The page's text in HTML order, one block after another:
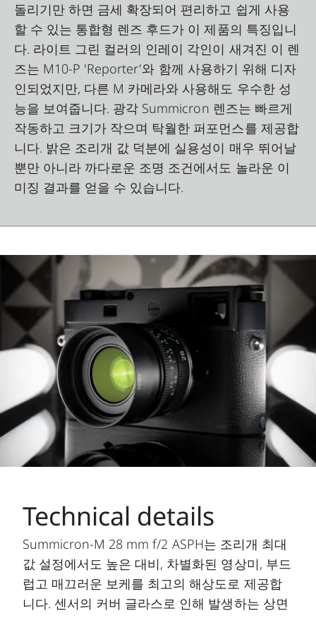
돌리기만 하면 금세 확장되어 편리하고 쉽게 사용
할 수 있는 통합형 렌즈 후드가 이 제품의 특징입니
다. 라이트 그린 컬러의 인레이 각인이 새겨진 이 렌
즈는 M10-P 'Reporter'와 함께 사용하기 위해 디자
인되었지만, 다른 M 카메라와 사용해도 우수한 성
능을 보여줍니다. 광각 Summicron 렌즈는 빠르게
작동하고 크기가 작으며 탁월한 퍼포먼스를 제공합
니다. 밝은 조리개 값 덕분에 실용성이 매우 뛰어날
뿐만 아니라 까다로운 조명 조건에서도 놀라운 이
미징 결과를 얻을 수 있습니다.
Technical details
Summicron-M 28 mm f/2 ASPH는 조리개 최대
값 설정에서도 높은 대비, 차별화된 영상미, 부드
럽고 매끄러운 보케를 최고의 해상도로 제공합
니다. 센서의 커버 글라스로 인해 발생하는 상면